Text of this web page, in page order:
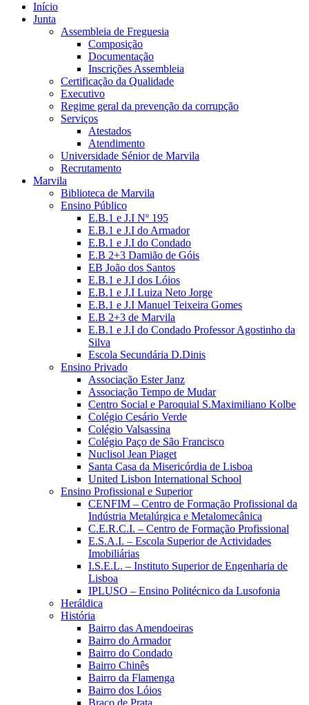
Início
Junta
Assembleia de Freguesia
Composição
Documentação
Inscrições Assembleia
Certificação da Qualidade
Executivo
Regime geral da prevenção da corrupção
Serviços
Atestados
Atendimento
Universidade Sénior de Marvila
Recrutamento
Marvila
Biblioteca de Marvila
Ensino Público
E.B.1 e J.I Nº 195
E.B.1 e J.I do Armador
E.B.1 e J.I do Condado
E.B 2+3 Damião de Góis
EB João dos Santos
E.B.1 e J.I dos Lóios
E.B.1 e J.I Luiza Neto Jorge
E.B.1 e J.I Manuel Teixeira Gomes
E.B 2+3 de Marvila
E.B.1 e J.I do Condado Professor Agostinho da
Silva
Escola Secundária D.Dinis
Ensino Privado
Associação Ester Janz
Associação Tempo de Mudar
Centro Social e Paroquial S.Maximiliano Kolbe
Colégio Cesário Verde
Colégio Valsassina
Colégio Paço de São Francisco
Nuclisol Jean Piaget
Santa Casa da Misericórdia de Lisboa
United Lisbon International School
Ensino Profissional e Superior
CENFIM – Centro de Formação Profissional da
Indústria Metalúrgica e Metalomecânica
C.E.R.C.I. – Centro de Formação Profissional
E.S.A.I. – Escola Superior de Actividades
Imobiliárias
I.S.E.L. – Instituto Superior de Engenharia de
Lisboa
IPLUSO – Ensino Politécnico da Lusofonia
Heráldica
História
Bairro das Amendoeiras
Bairro do Armador
Bairro do Condado
Bairro Chinês
Bairro da Flamenga
Bairro dos Lóios
Braço de Prata